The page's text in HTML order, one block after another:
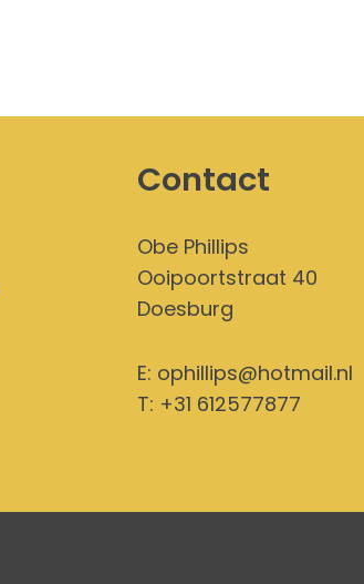
Contact
Obe Phillips
Ooipoortstraat 40
Doesburg
E: ophillips@hotmail.nl
T: +31 612577877